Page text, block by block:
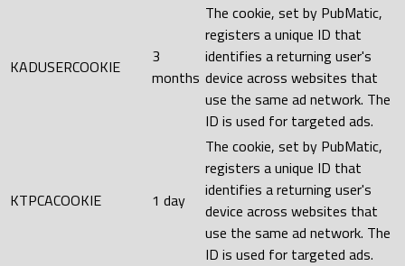
KADUSERCOOKIE
3
months
The cookie, set by PubMatic,
registers a unique ID that
identifies a returning user's
device across websites that
use the same ad network. The
ID is used for targeted ads.
KTPCACOOKIE 1 day
The cookie, set by PubMatic,
registers a unique ID that
identifies a returning user's
device across websites that
use the same ad network. The
ID is used for targeted ads.